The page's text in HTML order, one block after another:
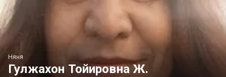
Гулжахон Тойировна Ж.
Няня